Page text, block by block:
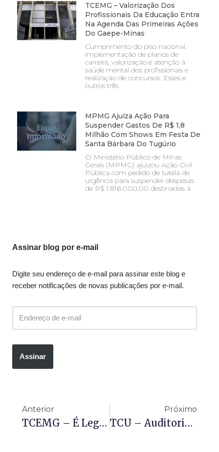
TCEMG – Valorização Dos
Profissionais Da Educação Entra
Na Agenda Das Primeiras Ações
Do Gaepe-Minas
Cumprimento do piso nacional,
implementação de planos de
carreira, valorização e atenção à
saúde mental dos profissionais e
realização de concursos. Esses e
outros três
MPMG Ajuíza Ação Para
Suspender Gastos De R$ 1,8
Milhão Com Shows Em Festa De
Santa Bárbara Do Tugúrio
O Ministério Público de Minas
Gerais (MPMG) ajuizou Ação Civil
Pública com pedido de tutela de
urgência para suspender despesas
de R$ 1.816.000,00 destinadas à
Assinar blog por e-mail
Digite seu endereço de e-mail para assinar este blog e
receber notificações de novas publicações por e-mail.
Assinar
Anterior
TCEMG – É Legítima A Conversão Em Pecúnia De Férias Não Usufruídas Por Agente Político Ao Final Do Mandato
Próximo
TCU – Auditoria Revela Falhas No Combate Ao Abuso Sexual Infantil Na Internet